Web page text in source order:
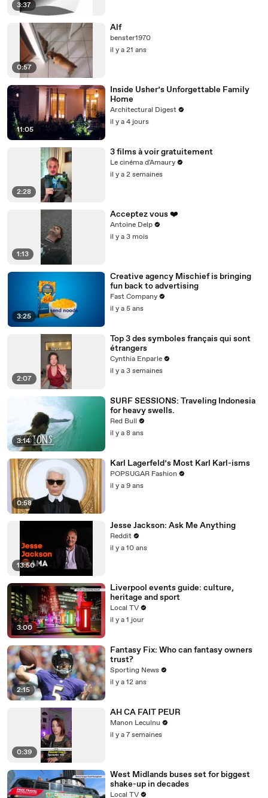
3:37
0:57
Alf
benster1970
il y a 21 ans
11:05
Inside Usher’s Unforgettable Family
Home
Architectural Digest
il y a 4 jours
2:28
3 films à voir gratuitement
Le cinéma d'Amaury
il y a 2 semaines
1:13
Acceptez vous ❤️
Antoine Delp
il y a 3 mois
3:25
Creative agency Mischief is bringing
fun back to advertising
Fast Company
il y a 5 ans
2:07
Top 3 des symboles français qui sont
étrangers
Cynthia Enparle
il y a 3 semaines
3:14
SURF SESSIONS: Traveling Indonesia
for heavy swells.
Red Bull
il y a 8 ans
0:58
Karl Lagerfeld’s Most Karl Karl-isms
POPSUGAR Fashion
il y a 9 ans
13:50
Jesse Jackson: Ask Me Anything
Reddit
il y a 10 ans
3:00
Liverpool events guide: culture,
heritage and sport
Local TV
il y a 1 jour
2:15
Fantasy Fix: Who can fantasy owners
trust?
Sporting News
il y a 12 ans
0:39
AH CA FAIT PEUR
Manon Leculnu
il y a 7 semaines
West Midlands buses set for biggest
shake-up in decades
Local TV